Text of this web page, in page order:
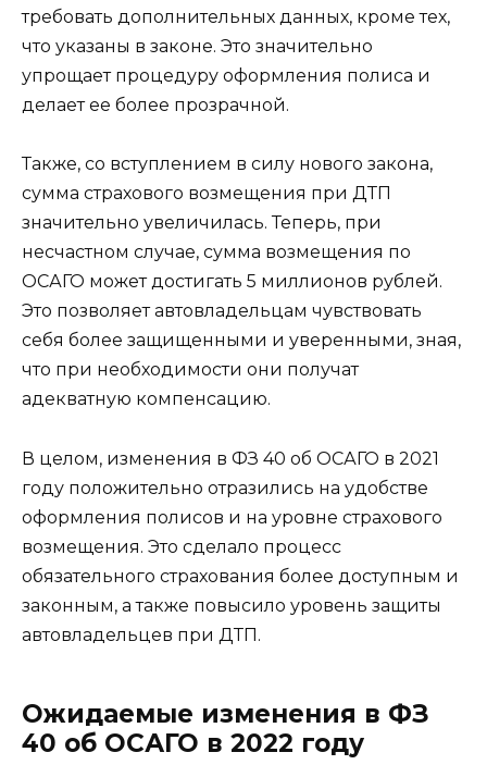
требовать дополнительных данных, кроме тех,
что указаны в законе. Это значительно
упрощает процедуру оформления полиса и
делает ее более прозрачной.
Также, со вступлением в силу нового закона,
сумма страхового возмещения при ДТП
значительно увеличилась. Теперь, при
несчастном случае, сумма возмещения по
ОСАГО может достигать 5 миллионов рублей.
Это позволяет автовладельцам чувствовать
себя более защищенными и уверенными, зная,
что при необходимости они получат
адекватную компенсацию.
В целом, изменения в ФЗ 40 об ОСАГО в 2021
году положительно отразились на удобстве
оформления полисов и на уровне страхового
возмещения. Это сделало процесс
обязательного страхования более доступным и
законным, а также повысило уровень защиты
автовладельцев при ДТП.
Ожидаемые изменения в ФЗ
40 об ОСАГО в 2022 году